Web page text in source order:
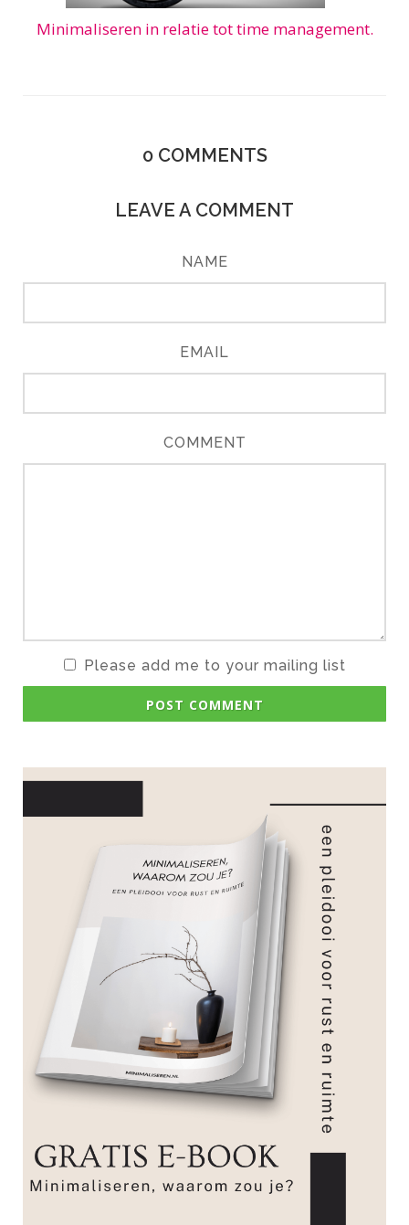
Minimaliseren in relatie tot time management.
0 COMMENTS
LEAVE A COMMENT
NAME
EMAIL
COMMENT
Please add me to your mailing list
POST COMMENT